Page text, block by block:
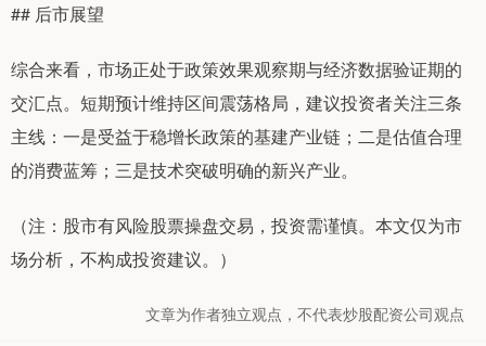
## 后市展望
综合来看，市场正处于政策效果观察期与经济数据验证期的
交汇点。短期预计维持区间震荡格局，建议投资者关注三条
主线：一是受益于稳增长政策的基建产业链；二是估值合理
的消费蓝筹；三是技术突破明确的新兴产业。
（注：股市有风险股票操盘交易，投资需谨慎。本文仅为市
场分析，不构成投资建议。）
文章为作者独立观点，不代表炒股配资公司观点